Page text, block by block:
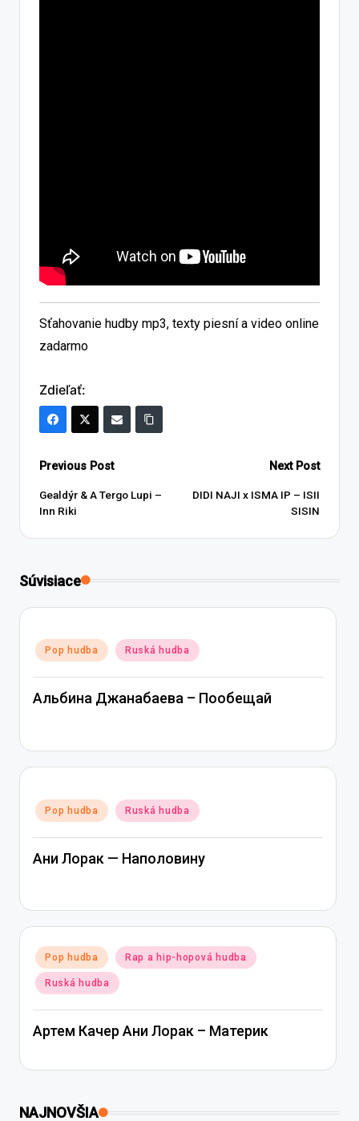
Sťahovanie hudby mp3, texty piesní a video online
zadarmo
Zdieľať:
Post
navigation
Previous Post
Gealdýr & A Tergo Lupi –
Inn Riki
Next Post
DIDI NAJI x ISMA IP – ISII
SISIN
Súvisiace
Posted
in
Pop hudba Ruská hudba
Альбина Джанабаева – Пообещай
Posted
in
Pop hudba Ruská hudba
Ани Лорак — Наполовину
Posted
in
Pop hudba Rap a hip-hopová hudba
Ruská hudba
Артем Качер Ани Лорак – Материк
NAJNOVŠIA